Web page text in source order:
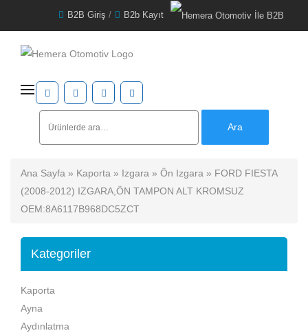
B2B Giriş / B2b Kayıt
Ara
Ana Sayfa » Kaporta » Izgara » Ön Izgara » FORD FIESTA
(2008-2012) IZGARA,ÖN TAMPON ALT KROMSUZ
OEM:8A6117B968DC5ZCT
Kategoriler
Kaporta
Ayna
Aydınlatma